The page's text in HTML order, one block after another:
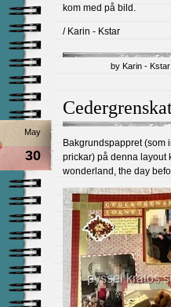
kom med på bild.
/ Karin - Kstar
by Karin -
May
30
Bakgrundspappret (som
prickar) på denna layout
wonderland, the day